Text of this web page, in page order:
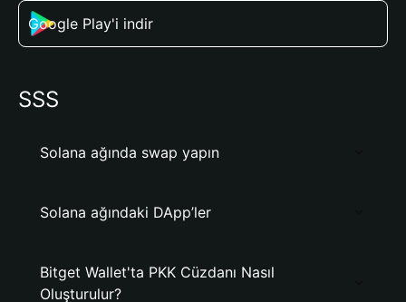
Google Play'i indir
SSS
Solana ağında swap yapın
Solana ağındaki DApp’ler
Bitget Wallet'ta PKK Cüzdanı Nasıl
Oluşturulur?